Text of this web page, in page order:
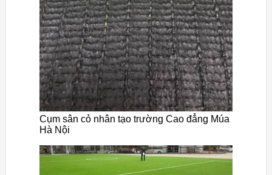
Cụm sân cỏ nhân tạo trường Cao đẳng Múa
Hà Nội